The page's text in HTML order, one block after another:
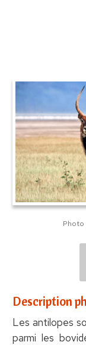
Description
Les antilopes
parmi les